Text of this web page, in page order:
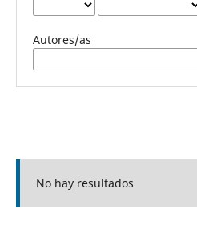
Autores/as
No hay resultados